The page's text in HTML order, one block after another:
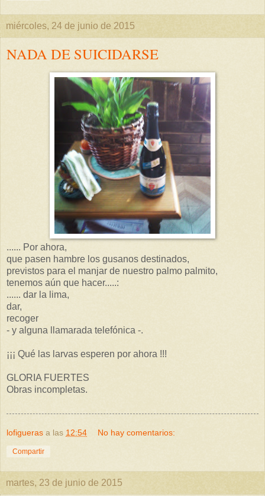
miércoles, 24 de junio de 2015
NADA DE SUICIDARSE
...... Por ahora,
que pasen hambre los gusanos destinados,
previstos para el manjar de nuestro palmo palmito,
tenemos aún que hacer.....:
...... dar la lima,
dar,
recoger
- y alguna llamarada telefónica -.
¡¡¡ Qué las larvas esperen por ahora !!!
GLORIA FUERTES
Obras incompletas.
lofigueras a las 12:54 No hay comentarios:
Compartir
martes, 23 de junio de 2015